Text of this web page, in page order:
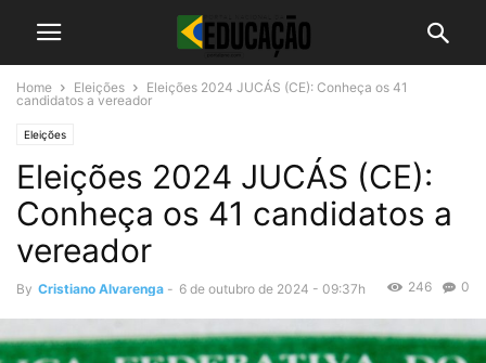
Home Eleições
Eleições 2024 JUCÁS (CE): Conheça os 41
candidatos a vereador
Eleições
Eleições 2024 JUCÁS (CE):
Conheça os 41 candidatos a
vereador
By Cristiano Alvarenga - 6 de outubro de 2024 - 09:37h 0
246